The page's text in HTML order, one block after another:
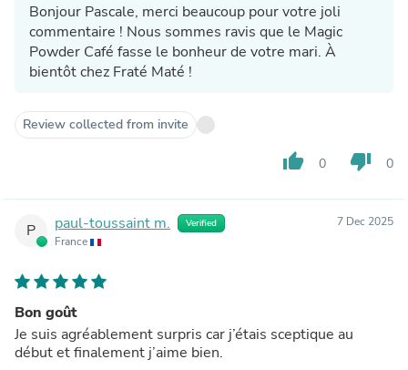
Bonjour Pascale, merci beaucoup pour votre joli
commentaire ! Nous sommes ravis que le Magic
Powder Café fasse le bonheur de votre mari. À
bientôt chez Fraté Maté !
Review collected from invite
thumb_up 0 thumb_down 0
P paul-toussaint m. Verified
France
7 Dec 2025
Bon goût
Je suis agréablement surpris car j’étais sceptique au
début et finalement j’aime bien.